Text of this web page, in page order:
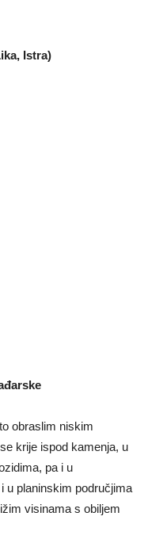
Istra)
obraslim niskim
krije ispod kamenja, u
pa i u
u planinskim područjima
visinama s obiljem